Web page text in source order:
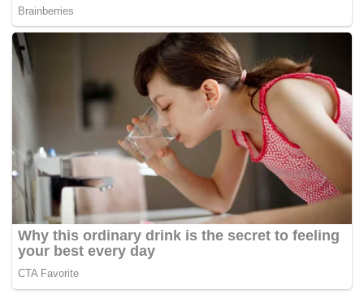
siswa tingkat SMA. Dalam acara yang digelar dengan
meriah di lapangan Karangpawitan itu, Damkar
Kabupaten Karawang memamerkan dua unit mobil
pemadam kebakaran beserta peralatan lainnya,
seperti tabung SCBA (Self Contained breathing
apparatus) atau yang sering dikenal juga dengan
sebutan alat pernapasan bertekanan udara atau
SCBA atau BA dan perlengkapan penyelamatan
lainnya.
"Anak-anak yang hadir diajak untuk mendekat dan
belajar tentang fungsi serta cara penggunaan alat-
alat tersebut dalam situasi darurat. Bupati kita H.Aep
turut hadir dan memberikan dukungan langsung
terhadap kegiatan ini, " Kata Rohmat.